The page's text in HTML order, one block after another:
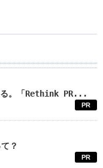
る。「Rethink PR...
PR
？
PR